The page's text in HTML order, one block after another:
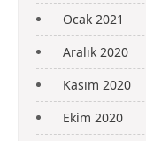
Ocak 2021
Aralık 2020
Kasım 2020
Ekim 2020